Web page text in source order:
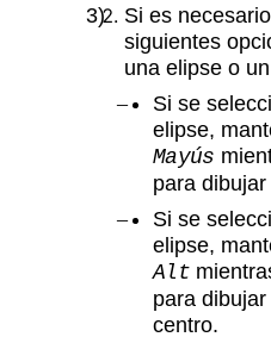
Si es
siguientes
una elipse o
Si se
elipse,
Mayús
para
Si se
elipse,
Alt
para
centro.